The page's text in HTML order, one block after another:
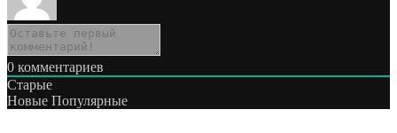
0 комментариев
Старые
Новые Популярные